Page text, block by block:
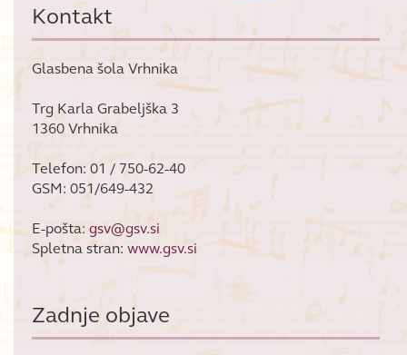
Kontakt
Glasbena šola Vrhnika
Trg Karla Grabeljška 3
1360 Vrhnika
Telefon: 01 / 750-62-40
GSM: 051/649-432
E-pošta: gsv@gsv.si
Spletna stran: www.gsv.si
Zadnje objave